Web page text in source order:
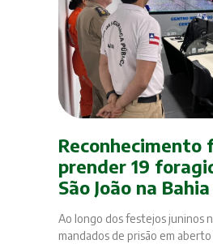
Reconhecimento
prender 19
São João na Bahia
Ao longo dos festejos juninos
mandados de prisão em